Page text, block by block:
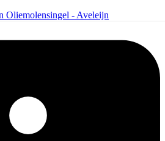
Oliemolensingel - Aveleijn